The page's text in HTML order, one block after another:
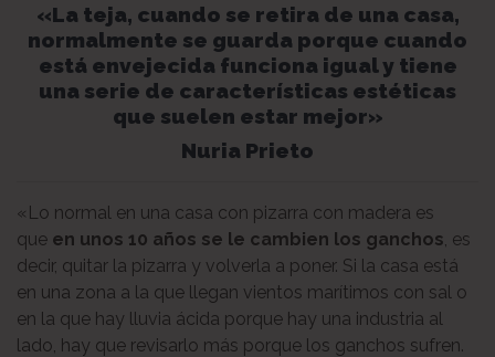
«La teja, cuando se retira de una casa,
normalmente se guarda porque cuando
está envejecida funciona igual y tiene
una serie de características estéticas
que suelen estar mejor»
Nuria Prieto
«Lo normal en una casa con pizarra con madera es
que en unos 10 años se le cambien los ganchos , es
decir, quitar la pizarra y volverla a poner. Si la casa está
en una zona a la que llegan vientos marítimos con sal o
en la que hay lluvia ácida porque hay una industria al
lado, hay que revisarlo más porque los ganchos sufren.